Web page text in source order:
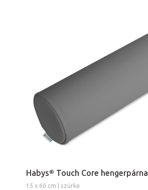
Habys® Touch Core hengerpárna
15 x 60 cm | szürke